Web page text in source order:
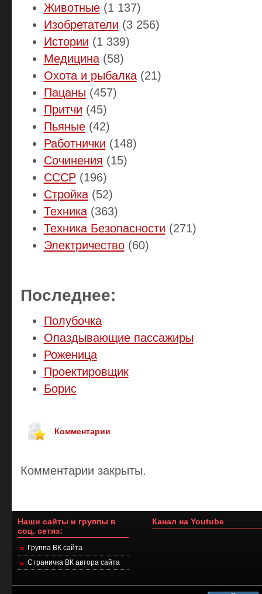
Животные(1 137)
Изобретатели (3 256)
Истории (1 339)
Медицина(58)
Охота и рыбалка(21)
Пацаны (457)
Притчи (45)
Пьяные(42)
Работнички (148)
Сочинения (15)
СССР(196)
Стройка(52)
Техника(363)
Техника Безопасности (271)
Электричество(60)
Последнее:
Полубочка
Опаздывающие пассажиры
Роженица
Проектировщик
Борис
Комментарии
Комментарии закрыты.
Наши сайты и группы в
соц. сетях:
Группа ВК сайта
Страничка ВК автора сайта
Канал на Youtube